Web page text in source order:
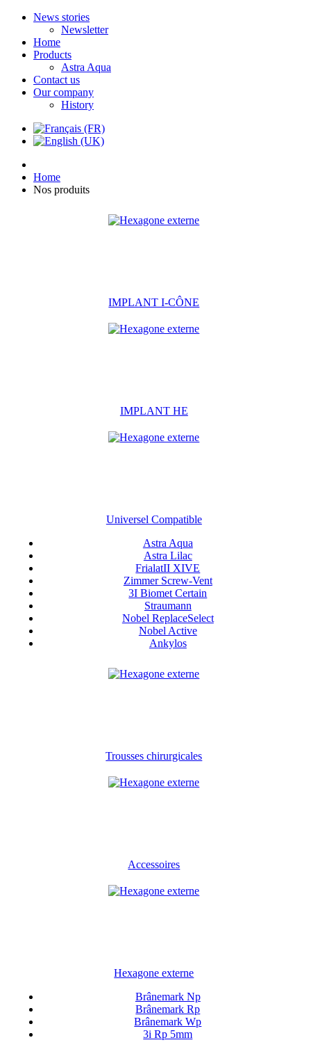
News stories
Newsletter
Home
Products
Astra Aqua
Contact us
Our company
History
Home
Nos produits
IMPLANT I-CÔNE
IMPLANT HE
Universel Compatible
Astra Aqua
Astra Lilac
FrialatII XIVE
Zimmer Screw-Vent
3I Biomet Certain
Straumann
Nobel ReplaceSelect
Nobel Active
Ankylos
Trousses chirurgicales
Accessoires
Hexagone externe
Brânemark Np
Brânemark Rp
Brânemark Wp
3i Rp 5mm